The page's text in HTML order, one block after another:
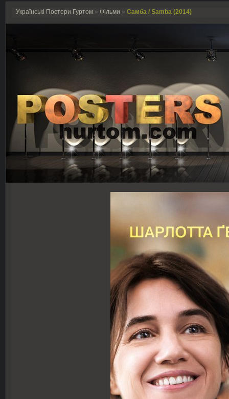
Українські Постери Гуртом » Фільми » Самба / Samba (2014)